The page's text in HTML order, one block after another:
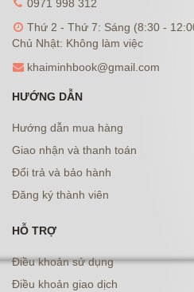
0971 998 312
Thứ 2 - Thứ 7: Sáng (8:30 -
Chủ Nhật: Không làm việc
khaiminhbook@gmail.com
HƯỚNG DẪN
Hướng dẫn mua hàng
Giao nhận và thanh toán
Đổi trả và bảo hành
Đăng ký thành viên
HỖ TRỢ
Điều khoản sử dụng
Điều khoản giao dịch